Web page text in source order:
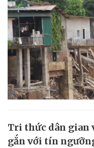
Tri thức dân gian
gắn với tín